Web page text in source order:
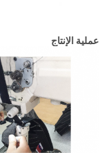
عملية الإنتاج